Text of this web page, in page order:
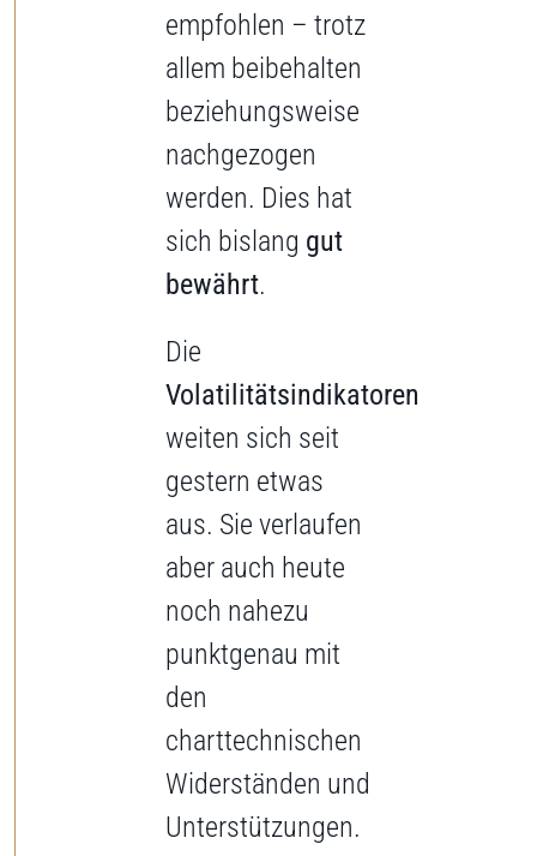
empfohlen – trotz
allem beibehalten
beziehungsweise
nachgezogen
werden. Dies hat
sich bislang gut
bewährt.
Die
Volatilitätsindikatoren
weiten sich seit
gestern etwas
aus. Sie verlaufen
aber auch heute
noch nahezu
punktgenau mit
den
charttechnischen
Widerständen und
Unterstützungen.